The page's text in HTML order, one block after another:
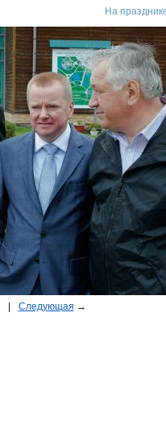
На
Следующая →